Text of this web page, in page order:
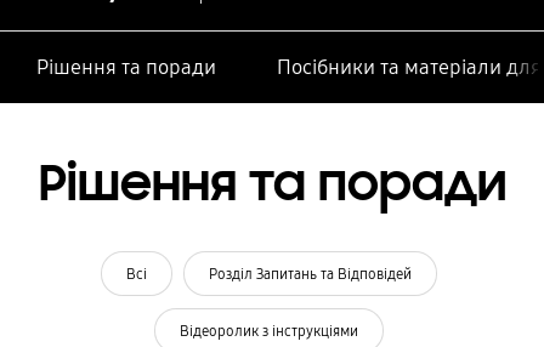
Рішення та поради Посібники та матеріали
Рішення та поради
Всі Розділ Запитань та Відповідей
Відеоролик з інструкціями